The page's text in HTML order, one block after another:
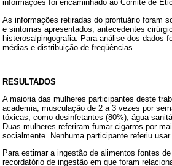
informações foi encaminhado ao Comitê de
As informações retiradas do prontuário foram
e sintomas apresentados; ante­cedentes
histerosalpingografia. Para análise dos dados
médias e distribuição de freqüências.
RESULTADOS
A maioria das mulheres participantes deste
academia, musculação de 2 a 3 vezes por
tóxicas, como desinfetantes (80%), água
Duas mulheres referiram fumar ci­garros por
socialmente. Nenhuma participante referiu
Para estimar a ingestão de alimentos fontes
recordatório de ingestão em que foram